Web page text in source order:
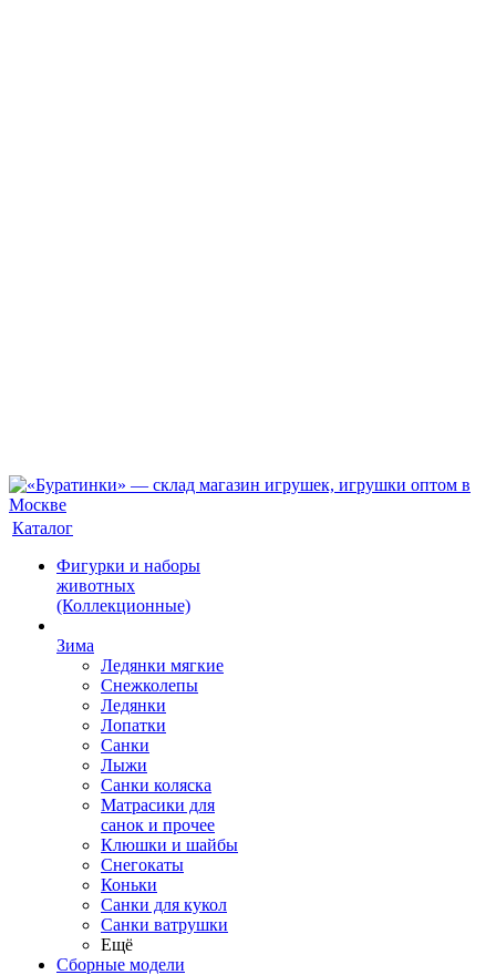
Каталог
Фигурки и наборы
животных
(Коллекционные)
Зима
Ледянки мягкие
Снежколепы
Ледянки
Лопатки
Санки
Лыжи
Санки коляска
Матрасики для
санок и прочее
Клюшки и шайбы
Снегокаты
Коньки
Санки для кукол
Санки ватрушки
Ещё
Сборные модели